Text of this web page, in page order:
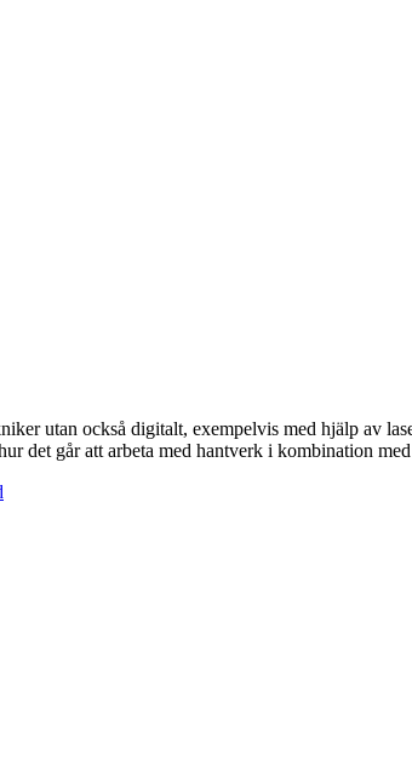
utan också digitalt, exempelvis med hjälp av
det går att arbeta med hantverk i kombination